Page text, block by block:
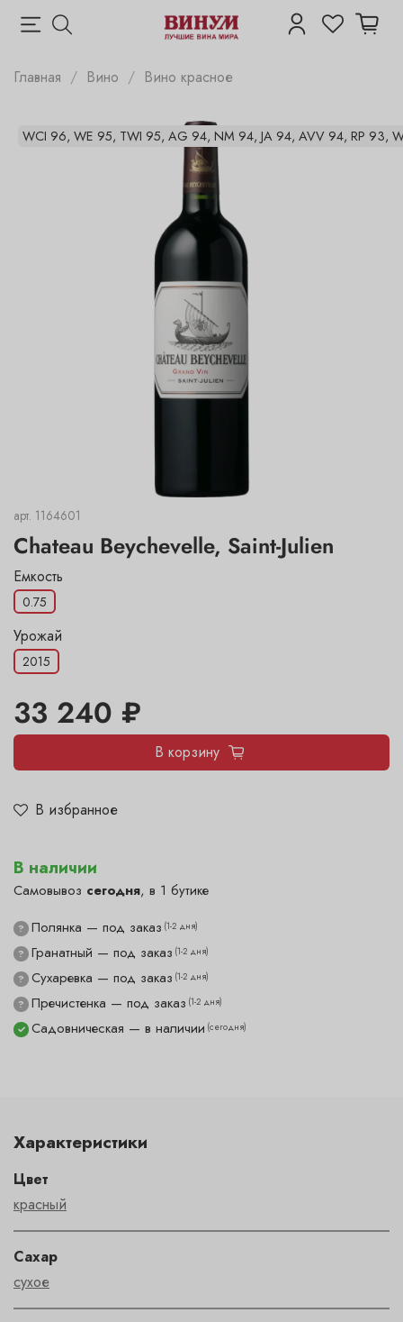
Главная Вино Вино красное
WCI 96, WE 95, TWI 95, AG 94, NM 94, JA 94, AVV 94, RP 93,
арт. 1164601
Chateau Beychevelle, Saint-Julien
В избранное
Емкость
0.75
Урожай
2015
33 240 ₽
В корзину
В наличии
Самовывоз сегодня, в 1 бутике
? Гранатный — под заказ (1-2 дня)
? Полянка — под заказ (1-2 дня)
? Пречистенка — под заказ (1-2 дня)
✓ Садовническая — в наличии (сегодня)
? Сухаревка — под заказ (1-2 дня)
Характеристики
Цвет
красный
Сахар
сухое